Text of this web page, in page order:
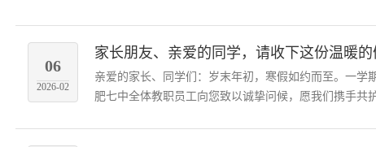
06
2026-02
家长朋友、亲爱的同学，请收下这份温暖
亲爱的家长、同学们：岁末年初，寒假如约而至。一学
肥七中全体教职员工向您致以诚挚问候，愿我们携手共